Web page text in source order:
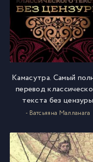
Камасутра. Самый
перевод
текста без цензуры
- Ватсьяяна Малланага